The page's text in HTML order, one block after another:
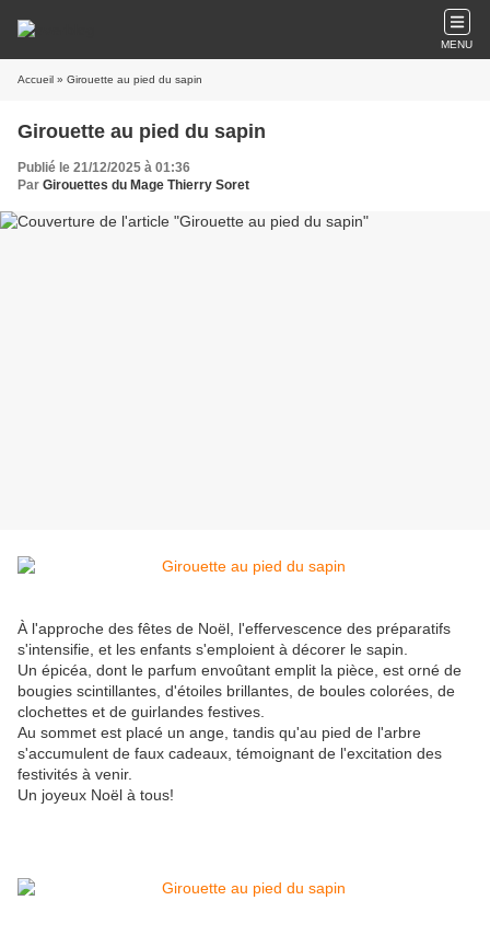
MENU
Accueil » Girouette au pied du sapin
Girouette au pied du sapin
Publié le 21/12/2025 à 01:36
Par Girouettes du Mage Thierry Soret
À l'approche des fêtes de Noël, l'effervescence des préparatifs
s'intensifie, et les enfants s'emploient à décorer le sapin.
Un épicéa, dont le parfum envoûtant emplit la pièce, est orné de
bougies scintillantes, d'étoiles brillantes, de boules colorées, de
clochettes et de guirlandes festives.
Au sommet est placé un ange, tandis qu'au pied de l'arbre
s'accumulent de faux cadeaux, témoignant de l'excitation des
festivités à venir.
Un joyeux Noël à tous!